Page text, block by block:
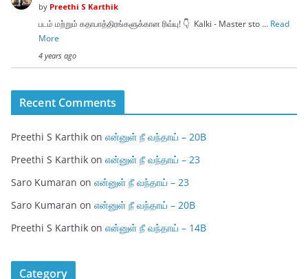
by Preethi S Karthik
படம் மற்றும் கதாபாத்திரங்களுக்கான ரிவ்யு! 👇 Kalki - Master sto … Read
More
4 years ago
Recent Comments
Preethi S Karthik on என்னுள் நீ வந்தாய் – 20B
Preethi S Karthik on என்னுள் நீ வந்தாய் – 23
Saro Kumaran on என்னுள் நீ வந்தாய் – 23
Saro Kumaran on என்னுள் நீ வந்தாய் – 20B
Preethi S Karthik on என்னுள் நீ வந்தாய் – 14B
Category